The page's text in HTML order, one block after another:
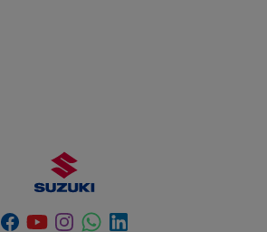
Facebook
YoutubeInstagram
Whatsapp
Linkedin